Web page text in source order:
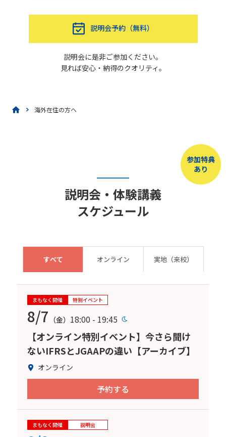
説明会予約（無料）
説明会に是非ご参加ください。
見れば安心・納得のクオリティ。
海外在住の⽅へ
参加特典
あり
説明会・体験講義
スケジュール
すべて オンライン 実地（来校）
まもなく開催 特別イベント
8/7 （金） 18:00 - 19:45
【オンライン特別イベント】今さら聞け
ないIFRSとJGAAPの違い【アーカイブ】
オンライン
予約する
まもなく開催 説明会